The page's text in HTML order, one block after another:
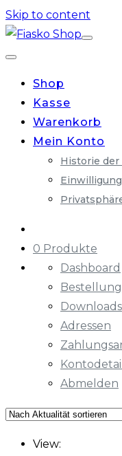
Skip to content
Shop
Kasse
Warenkorb
Mein Konto
Historie
0 Produkte
Dashboard
Downloads
Adressen
Abmelden
View: